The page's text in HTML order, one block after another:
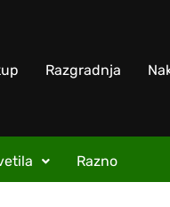
Razgradnja
Razno